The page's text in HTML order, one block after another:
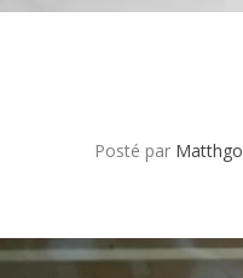
Posté par Matthgo